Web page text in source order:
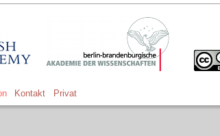
Kontakt Privat